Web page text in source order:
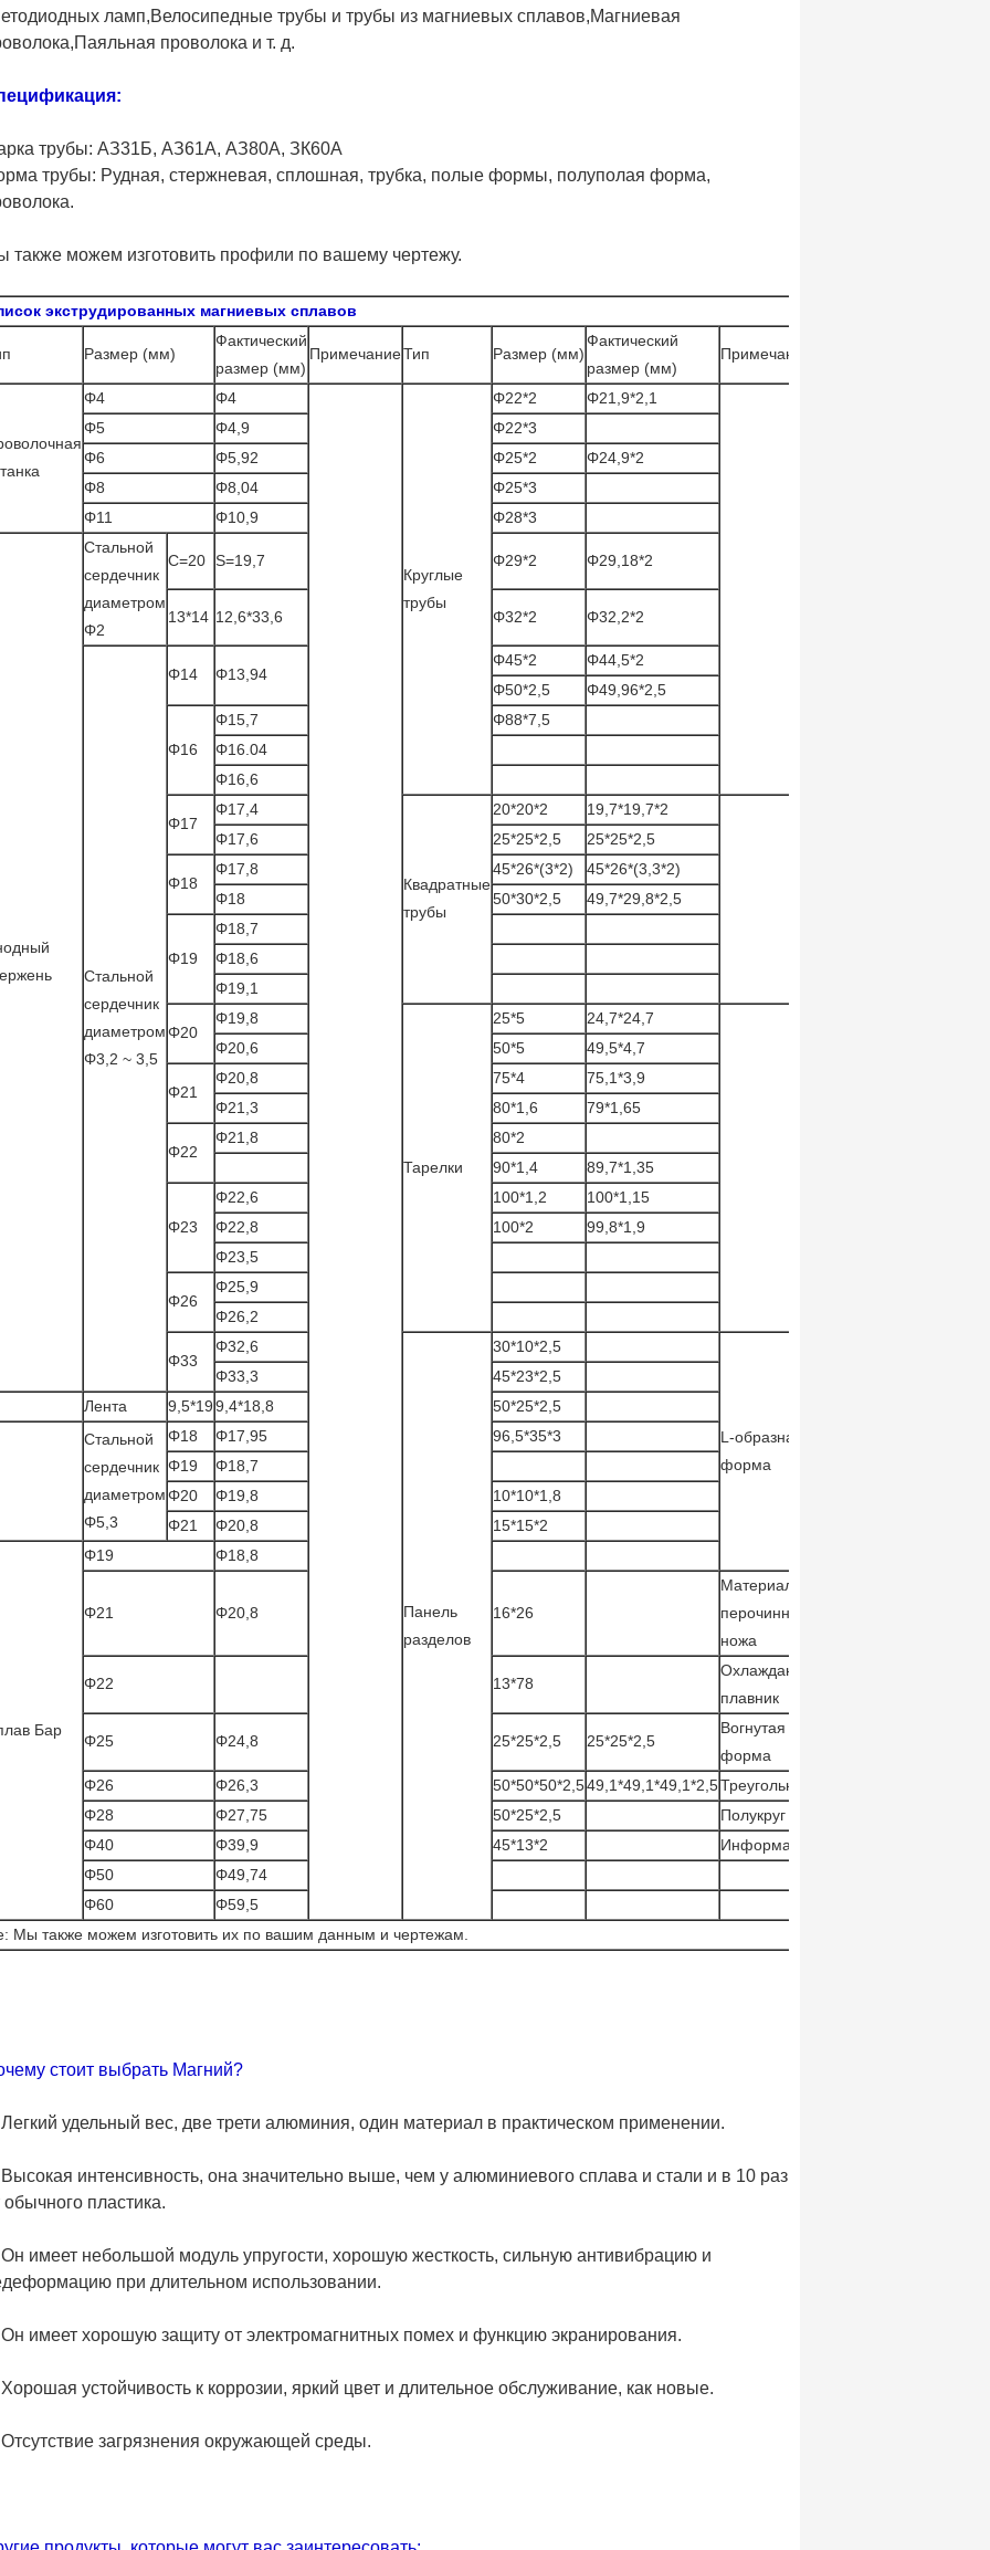
ламп,Велосипедные трубы и трубы из магниевых сплавов,Магниевая
проволока и т. д.
трубы: АЗ31Б, АЗ61А, АЗ80А, ЗК60А
трубы: Рудная, стержневая, сплошная, трубка, полые формы, полуполая форма,
также можем изготовить профили по вашему чертежу.
экструдированных магниевых сплавов
Размер (мм)
Фактический
размер (мм)
ПримечаниеТип Размер (мм)
Фактический
размер (мм)
Примечание
Φ4 Φ4
Круглые
трубы
Φ22*2
Φ21,9*2,1
Φ5
Φ4,9
Φ22*3
Φ6
Φ5,92 Φ25*2
Φ24,9*2
Φ8
Φ8,04
Φ25*3
Φ11
Φ10,9 Φ28*3
Стальной
сердечник
диаметром
Φ2
С=20 S=19,7 Φ29*2 Φ29,18*2
13*14 12,6*33,6 Φ32*2 Φ32,2*2
Стальной
сердечник
диаметром
Φ3,2 ~ 3,5
Φ14 Φ13,94
Φ45*2
Φ44,5*2
Φ50*2,5
Φ49,96*2,5
Φ16
Φ15,7
Φ88*7,5
Φ16.04
Φ16,6
Φ17
Φ17,4
Квадратные
трубы
20*20*2
19,7*19,7*2
Φ17,6
25*25*2,5 25*25*2,5
Φ18
Φ17,8 45*26*(3*2)
45*26*(3,3*2)
Φ18
50*30*2,5 49,7*29,8*2,5
Φ19
Φ18,7
Φ18,6
Φ19,1
Φ20
Φ19,8
Тарелки
25*5
24,7*24,7
Φ20,6
50*5 49,5*4,7
Φ21
Φ20,8 75*4
75,1*3,9
Φ21,3
80*1,6 79*1,65
Φ22
Φ21,8
80*2
90*1,4
89,7*1,35
Φ23
Φ22,6 100*1,2
100*1,15
Φ22,8
100*2
99,8*1,9
Φ23,5
Φ26
Φ25,9
Φ26,2
Φ33
Φ32,6
Панель
разделов
30*10*2,5
L-образная
форма
Φ33,3
45*23*2,5
Лента
9,5*199,4*18,8
50*25*2,5
Стальной
сердечник
диаметром
Φ5,3
Φ18 Φ17,95
96,5*35*3
Φ19
Φ18,7
Φ20
Φ19,8
10*10*1,8
Φ21
Φ20,8 15*15*2
Бар
Φ19 Φ18,8
Φ21 Φ20,8 16*26
Материал для
перочинного
ножа
Φ22 13*78
Охлаждающий
плавник
Φ25 Φ24,8 25*25*2,5 25*25*2,5
Вогнутая
форма
Φ26
Φ26,3 50*50*50*2,549,1*49,1*49,1*2,5Треугольник
Φ28
Φ27,75 50*25*2,5
Полукруг
Φ40
Φ39,9 45*13*2
Информация
Φ50
Φ49,74
Φ60
Φ59,5
Мы также можем изготовить их по вашим данным и чертежам.
стоит выбрать Магний?
удельный вес, две трети алюминия, один материал в практическом применении.
интенсивность, она значительно выше, чем у алюминиевого сплава и стали и в 10 раз
обычного пластика.
имеет небольшой модуль упругости, хорошую жесткость, сильную антивибрацию и
при длительном использовании.
имеет хорошую защиту от электромагнитных помех и функцию экранирования.
устойчивость к коррозии, яркий цвет и длительное обслуживание, как новые.
загрязнения окружающей среды.